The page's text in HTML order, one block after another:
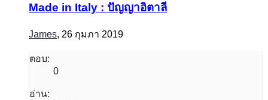
Made in Italy : ปัญญาอิตาลี
James, 26 กุมภา 2019
ตอบ:
0
อ่าน: